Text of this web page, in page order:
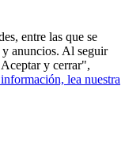
entre las que se
anuncios. Al seguir
y cerrar",
lea nuestra